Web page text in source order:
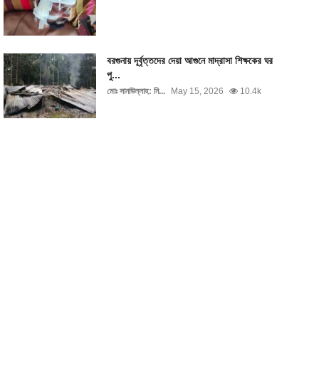
বরগুনায় দূর্বৃত্তদের দেয়া আগুনে মাদ্রাসা শিক্ষকের ঘর
পু...
মোঃ সানাউল্লাহ: নি... May 15, 2026 10.4k